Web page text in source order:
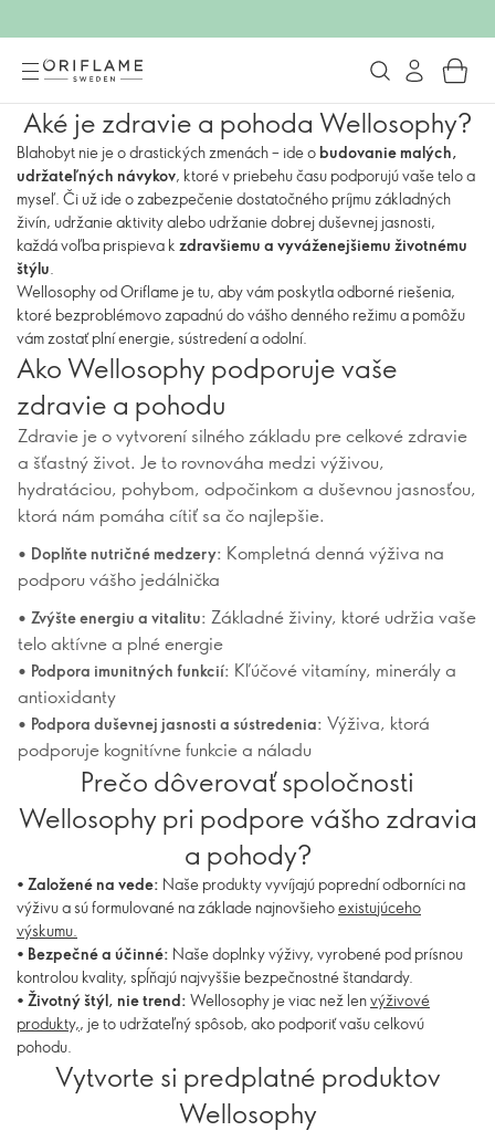
Aké je zdravie a pohoda Wellosophy?
Blahobyt nie je o drastických zmenách – ide obudovanie malých,
udržateľných návykov, ktoré v priebehu času podporujú vaše telo a
myseľ. Či už ide o zabezpečenie dostatočného príjmu základných
živín, udržanie aktivity alebo udržanie dobrej duševnej jasnosti,
každá voľba prispieva k zdravšiemu a vyváženejšiemu životnému
štýlu.
Wellosophy od Oriflame je tu, aby vám poskytla odborné riešenia,
ktoré bezproblémovo zapadnú do vášho denného režimu a pomôžu
vám zostať plní energie, sústredení a odolní.
Ako Wellosophy podporuje vaše
zdravie a pohodu
Zdravie je o vytvorení silného základu pre celkové zdravie
a šťastný život. Je to rovnováha medzi výživou,
hydratáciou, pohybom, odpočinkom a duševnou jasnosťou,
ktorá nám pomáha cítiť sa čo najlepšie.
• Doplňte nutričné ​​medzery: Kompletná denná výživa na
podporu vášho jedálnička
• Zvýšte energiu a vitalitu: Základné živiny, ktoré udržia vaše
telo aktívne a plné energie
• Podpora imunitných funkcií: Kľúčové vitamíny, minerály a
antioxidanty
• Podpora duševnej jasnosti a sústredenia: Výživa, ktorá
podporuje kognitívne funkcie a náladu
Prečo dôverovať spoločnosti
Wellosophy pri podpore vášho zdravia
a pohody?
• Založené na vede: Naše produkty vyvíjajú poprední odborníci na
výživu a sú formulované na základe najnovšiehoexistujúceho
výskumu.
• Bezpečné a účinné: Naše doplnky výživy, vyrobené pod prísnou
kontrolou kvality, spĺňajú najvyššie bezpečnostné štandardy.
• Životný štýl, nie trend: Wellosophy je viac než lenvýživové
produkty,, je to udržateľný spôsob, ako podporiť vašu celkovú
pohodu.
Vytvorte si predplatné produktov
Wellosophy